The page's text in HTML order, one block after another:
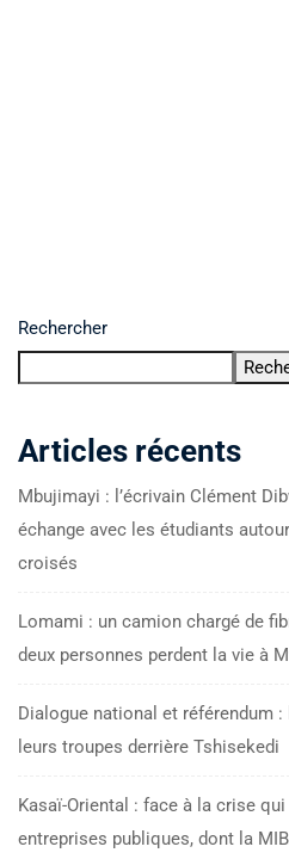
Rechercher
Articles récents
Mbujimayi : l’écrivain Clément
échange avec les étudiants
croisés
Lomami : un camion chargé de
deux personnes perdent la vie à
Dialogue national et référendum :
leurs troupes derrière Tshisekedi
Kasaï-Oriental : face à la crise
entreprises publiques, dont la